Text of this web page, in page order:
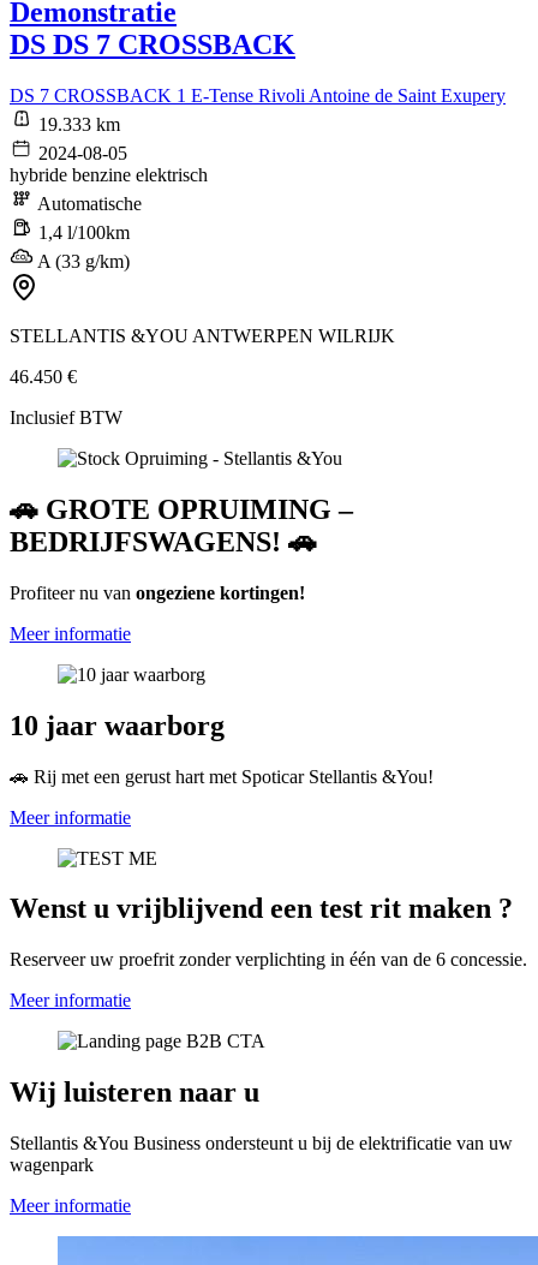
Demonstratie
DS DS 7 CROSSBACK
DS 7 CROSSBACK 1 E-Tense Rivoli Antoine de Saint Exupery
19.333 km
2024-08-05
hybride benzine elektrisch
Automatische
1,4 l/100km
A (33 g/km)
STELLANTIS &YOU ANTWERPEN WILRIJK
46.450 €
Inclusief BTW
🚗 GROTE OPRUIMING –
BEDRIJFSWAGENS! 🚗
Profiteer nu van ongeziene kortingen!
Meer informatie
10 jaar waarborg
🚗 Rij met een gerust hart met Spoticar Stellantis &You!
Meer informatie
Wenst u vrijblijvend een test rit maken ?
Reserveer uw proefrit zonder verplichting in één van de 6 concessie.
Meer informatie
Wij luisteren naar u
Stellantis &You Business ondersteunt u bij de elektrificatie van uw
wagenpark
Meer informatie